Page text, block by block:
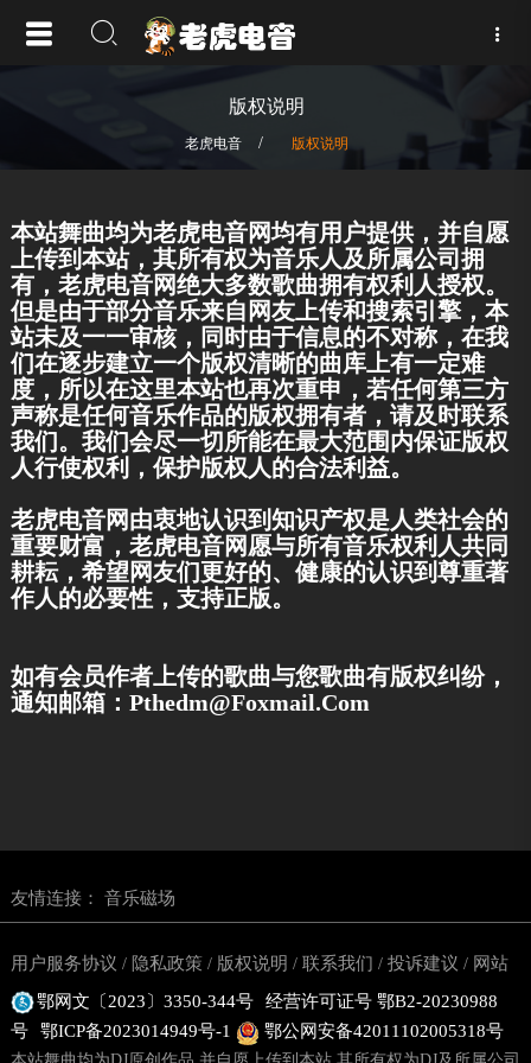
版权说明
老虎电音 / 版权说明
本站舞曲均为老虎电音网均有用户提供，并自愿
上传到本站，其所有权为音乐人及所属公司拥
有，老虎电音网绝大多数歌曲拥有权利人授权。
但是由于部分音乐来自网友上传和搜索引擎，本
站未及一一审核，同时由于信息的不对称，在我
们在逐步建立一个版权清晰的曲库上有一定难
度，所以在这里本站也再次重申，若任何第三方
声称是任何音乐作品的版权拥有者，请及时联系
我们。我们会尽一切所能在最大范围内保证版权
人行使权利，保护版权人的合法利益。
老虎电音网由衷地认识到知识产权是人类社会的
重要财富，老虎电音网愿与所有音乐权利人共同
耕耘，希望网友们更好的、健康的认识到尊重著
作人的必要性，支持正版。
如有会员作者上传的歌曲与您歌曲有版权纠纷，
通知邮箱：pthedm@foxmail.com
友情连接： 音乐磁场
用户服务协议 / 隐私政策 / 版权说明 / 联系我们 / 投诉建议 / 网站
地图
鄂网文〔2023〕3350-344号
经营许可证号 鄂B2-20230988
号
鄂ICP备2023014949号-1 鄂公网安备42011102005318号